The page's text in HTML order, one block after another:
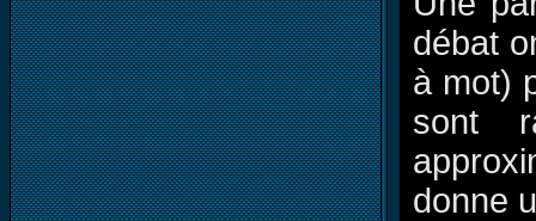
débat
à mot)
sont
donne